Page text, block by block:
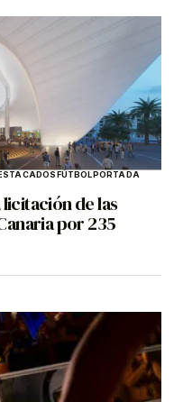
FÚTBOLPORTADA
de las
por 235